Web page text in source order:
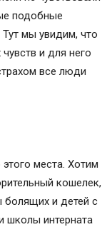
подобные
Тут мы увидим, что
и для него
все люди
места. Хотим
кошелек,
и детей с
школы интерната